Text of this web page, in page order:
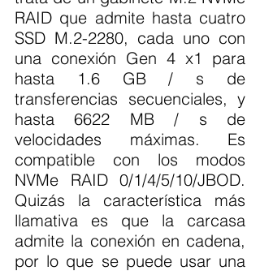
RAID que admite hasta cuatro
SSD M.2-2280, cada uno con
una conexión Gen 4 x1 para
hasta 1.6 GB / s de
transferencias secuenciales, y
hasta 6622 MB / s de
velocidades máximas. Es
compatible con los modos
NVMe RAID 0/1/4/5/10/JBOD.
Quizás la característica más
llamativa es que la carcasa
admite la conexión en cadena,
por lo que se puede usar una